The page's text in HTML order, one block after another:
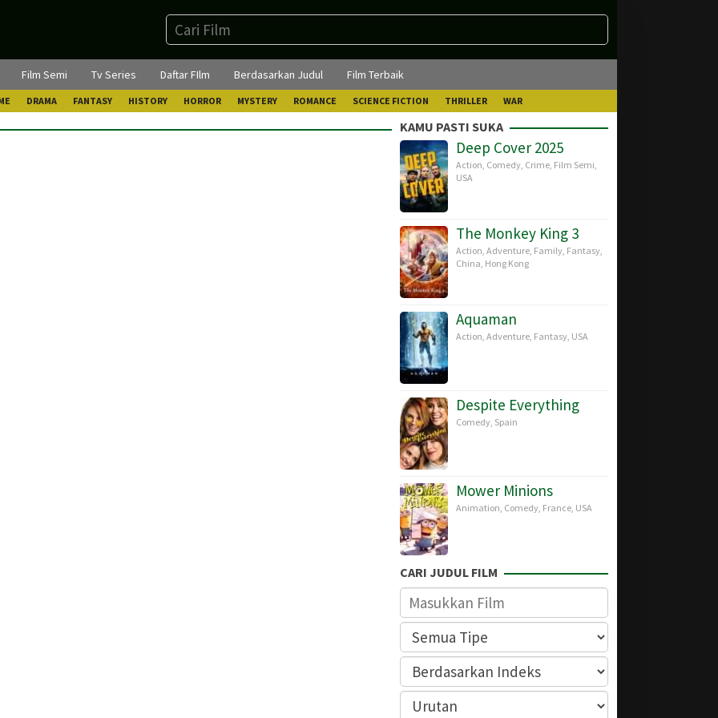
Film Semi Tv Series Daftar FIlm Berdasarkan Judul Film Terbaik
DRAMA FANTASY HISTORY HORROR MYSTERY ROMANCE SCIENCE FICTION THRILLER WAR
KAMU PASTI SUKA
Deep Cover 2025
Action, Comedy, Crime, Film Semi,
USA
The Monkey King 3
Action, Adventure, Family, Fantasy,
China, Hong Kong
Aquaman
Action, Adventure, Fantasy, USA
Despite Everything
Comedy, Spain
Mower Minions
Animation, Comedy, France, USA
CARI JUDUL FILM